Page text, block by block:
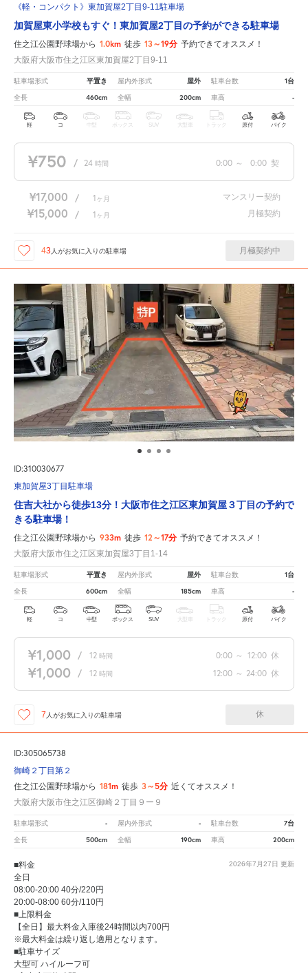
《軽・コンパクト》東加賀屋2丁目9-11駐車場
加賀屋東小学校もすぐ！東加賀屋2丁目の予約ができる駐車場
住之江公園野球場から 1.0km 徒歩 13～19分 予約できてオススメ！
大阪府大阪市住之江区東加賀屋2丁目9-11
駐車場形式 平置き 屋内外形式 屋外 駐車台数 1台
全長 460cm 全幅 200cm 車高 -
軽 コ 中型 ボックス SUV 大型車 トラック 原付 バイク
¥750 / 24 時間 0:00 ～ 0:00 契
¥17,000 / 1 ヶ月 マンスリー契約
¥15,000 / 1 ヶ月 月極契約
43人がお気に入りの駐車場 月極契約中
ID:310030677
東加賀屋3丁目駐車場
住吉大社から徒歩13分！大阪市住之江区東加賀屋３丁目の予約で
きる駐車場！
住之江公園野球場から 933m 徒歩 12～17分 予約できてオススメ！
大阪府大阪市住之江区東加賀屋3丁目1-14
駐車場形式 平置き 屋内外形式 屋外 駐車台数 1台
全長 600cm 全幅 185cm 車高 -
軽 コ 中型 ボックス SUV 大型車 トラック 原付 バイク
¥1,000 / 12 時間 0:00 ～ 12:00 休
¥1,000 / 12 時間 12:00 ～ 24:00 休
7 人がお気に入りの駐車場 休
ID:305065738
御崎２丁目第２
住之江公園野球場から 181m 徒歩 3～5分 近くてオススメ！
大阪府大阪市住之江区御崎２丁目９ー９
駐車場形式 - 屋内外形式 - 駐車台数 7台
全長 500cm 全幅 190cm 車高 200cm
2026年7月27日 更新
■料金
全日
08:00-20:00 40分/220円
20:00-08:00 60分/110円
■上限料金
【全日】最大料金入庫後24時間以内700円
※最大料金は繰り返し適用となります。
■駐車サイズ
大型可 ハイルーフ可